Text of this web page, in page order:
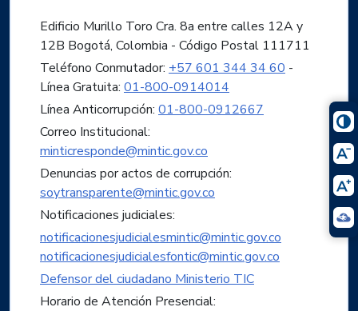
Edificio Murillo Toro Cra. 8a entre calles 12A y
12B Bogotá, Colombia - Código Postal 111711
Teléfono Conmutador: +57 601 344 34 60 -
Línea Gratuita: 01-800-0914014
Línea Anticorrupción: 01-800-0912667
Correo Institucional:
minticresponde@mintic.gov.co
Denuncias por actos de corrupción:
soytransparente@mintic.gov.co
Notificaciones judiciales:
notificacionesjudicialesmintic@mintic.gov.co
notificacionesjudicialesfontic@mintic.gov.co
Defensor del ciudadano Ministerio TIC
Horario de Atención Presencial: